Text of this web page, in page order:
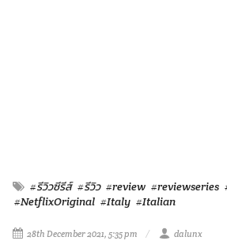
#รีวิวซีรีส์ #รีวิว #review #reviewseries
#NetflixOriginal #Italy #Italian
28th December 2021, 5:35 pm dalunx